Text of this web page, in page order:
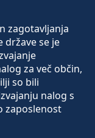
zagotavljanja
se je
za več občin,
so bili
nalog s
zaposlenost